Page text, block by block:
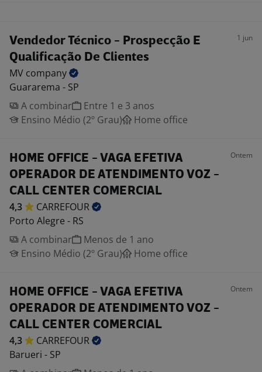
Vendedor Técnico - Prospecção E
Qualificação De Clientes
1 jun
MV company
Guararema - SP
A combinar
Entre 1 e 3 anos
Ensino Médio (2º Grau)
Home office
HOME OFFICE - VAGA EFETIVA
OPERADOR DE ATENDIMENTO VOZ -
CALL CENTER COMERCIAL
Ontem
4,3
CARREFOUR
Porto Alegre - RS
A combinar
Menos de 1 ano
Ensino Médio (2º Grau)
Home office
HOME OFFICE - VAGA EFETIVA
OPERADOR DE ATENDIMENTO VOZ -
CALL CENTER COMERCIAL
Ontem
4,3
CARREFOUR
Barueri - SP